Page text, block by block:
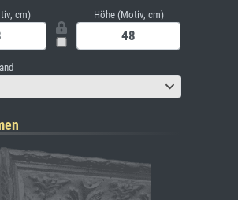
cm) Höhe (Motiv, cm)